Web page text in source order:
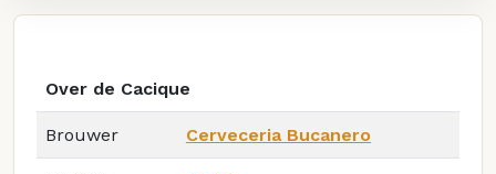
Over de Cacique
Brouwer Cerveceria Bucanero